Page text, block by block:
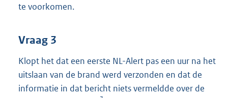
te voorkomen.
Vraag 3
Klopt het dat een eerste NL-Alert pas een uur na het
uitslaan van de brand werd verzonden en dat de
informatie in dat bericht niets vermeldde over de